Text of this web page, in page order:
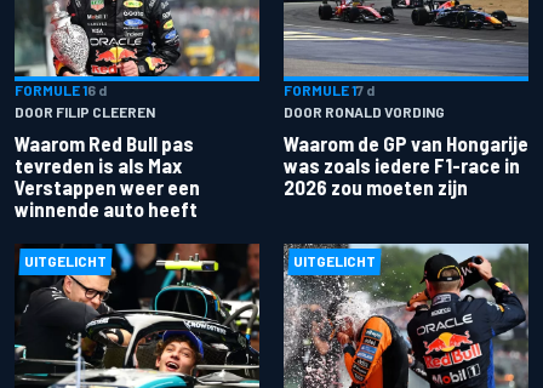
FORMULE 16 d
DOOR FILIP CLEEREN
Waarom Red Bull pas
tevreden is als Max
Verstappen weer een
winnende auto heeft
FORMULE 17 d
DOOR RONALD VORDING
Waarom de GP van Hongarije
was zoals iedere F1-race in
2026 zou moeten zijn
UITGELICHT UITGELICHT